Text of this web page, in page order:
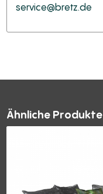
service@bretz.de
Ähnliche Produkte